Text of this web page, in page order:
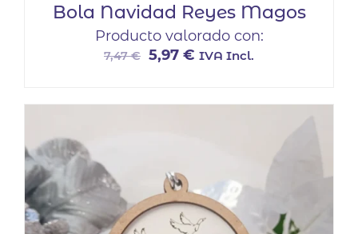
Bola Navidad Reyes Magos
Producto valorado con:
7,47€ El
5,97 € El
IVA Incl.